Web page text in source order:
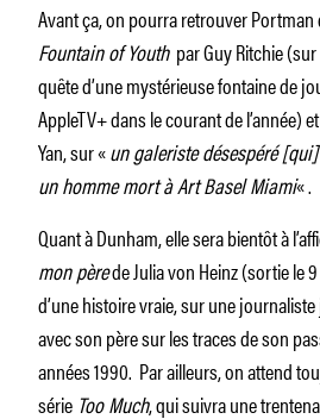
Avant ça, on pourra retrouver Portman
Fountain of Youthpar Guy Ritchie
quête d’une mystérieuse fontaine de
AppleTV+ dans le courant de l’année) et
Yan, sur «un galeriste désespéré
un homme mort à Art Basel Miami« .
Quant à Dunham, elle sera bientôt à
mon pèrede Julia von Heinz (sortie le
d’une histoire vraie, sur une
avec son père sur les traces de son
années 1990. Par ailleurs, on attend
série Too Much, qui suivra une